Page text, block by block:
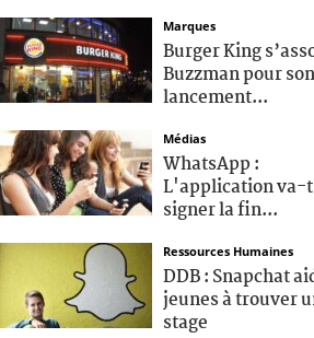
Marques
Burger King
Buzzman pour son
lancement...
Médias
WhatsApp :
L'application va-
signer la fin...
Ressources Humaines
DDB : Snapchat
jeunes à trouver
stage